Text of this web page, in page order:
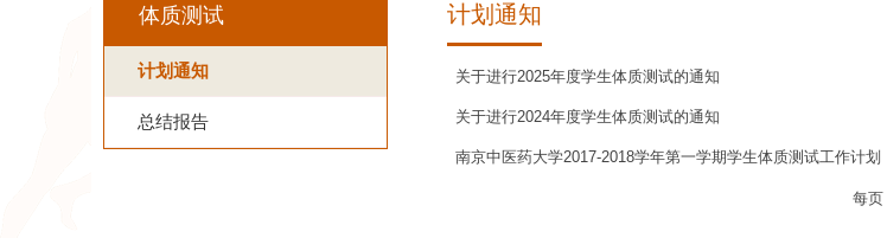
体质测试
计划通知
总结报告
计划通知
关于进行2025年度学生体质测试的通知
关于进行2024年度学生体质测试的通知
南京中医药大学2017-2018学年第一学期学生体质测试工作计划
每页